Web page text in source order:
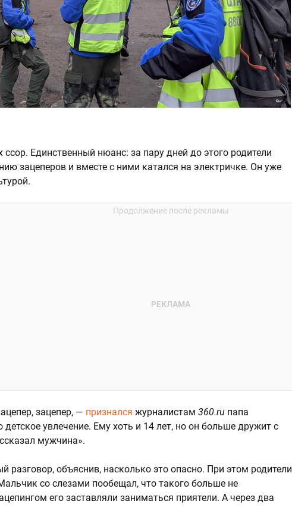
Единственный нюанс: за пару дней до этого родители
зацеперов и вместе с ними катался на электричке. Он уже
зацепер, — признался журналистам 360.ru папа
увлечение. Ему хоть и 14 лет, но он больше дружит с
мужчина».
разговор, объяснив, насколько это опасно. При этом родители
со слезами пообещал, что такого больше не
его заставляли заниматься приятели. А через два